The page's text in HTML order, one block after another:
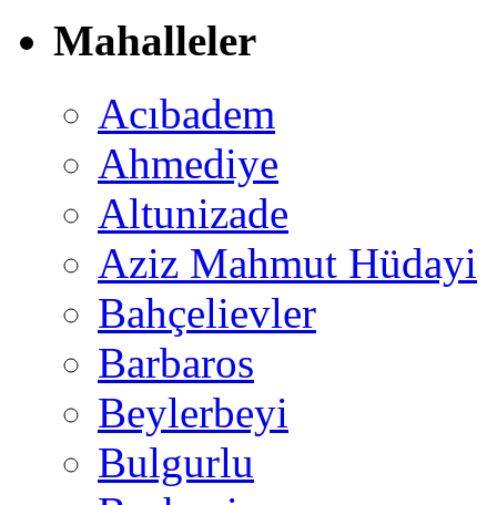
Mahalleler
Acıbadem
Ahmediye
Altunizade
Aziz Mahmut Hüdayi
Bahçelievler
Barbaros
Beylerbeyi
Bulgurlu